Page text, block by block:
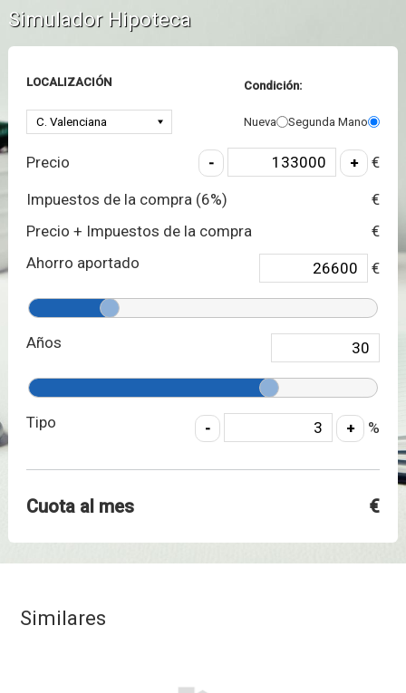
Simulador Hipoteca
LOCALIZACIÓN Condición:
Nueva Segunda Mano
Precio €
Impuestos de la compra (6%)
€
Precio + Impuestos de la compra
€
Ahorro aportado
€
Años
Tipo %
Cuota al mes €
Similares